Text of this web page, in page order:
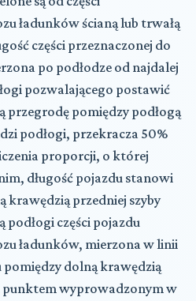
ładunków ścianą lub trwałą
części przeznaczonej do
po podłodze od najdalej
pozwalającego postawić
przegrodę pomiędzy podłogą
podłogi, przekracza 50%
proporcji, o której
długość pojazdu stanowi
krawędzią przedniej szyby
części pojazdu
ładunków, mierzona w linii
pomiędzy dolną krawędzią
punktem wyprowadzonym w